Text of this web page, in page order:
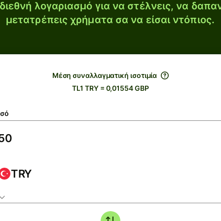
λογαριασμό για να στέλνεις, να
μετατρέπεις χρήματα σα να είσαι ντόπιος.
Μέση συναλλαγματική ισοτιμία
TL1 TRY = 0,01554 GBP
TRY